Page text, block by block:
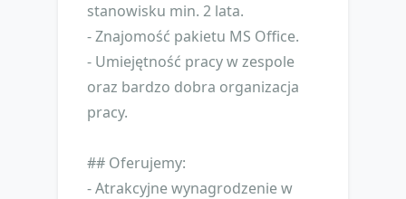
stanowisku min. 2 lata.
- Znajomość pakietu MS Office.
- Umiejętność pracy w zespole
oraz bardzo dobra organizacja
pracy.
## Oferujemy:
- Atrakcyjne wynagrodzenie w